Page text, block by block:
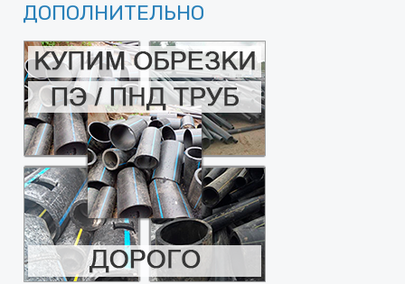
ДОПОЛНИТЕЛЬНО